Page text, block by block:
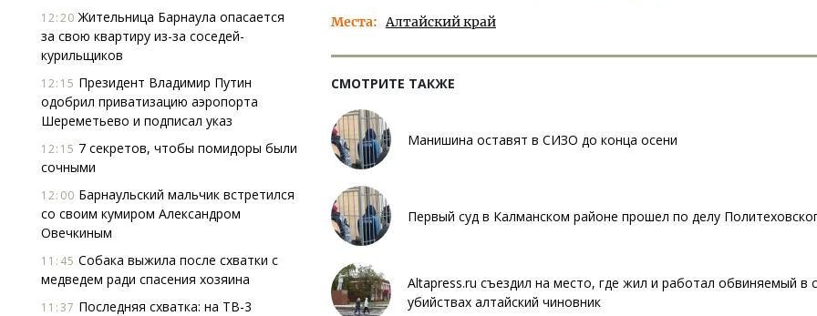
12:20 Жительница Барнаула опасается
за свою квартиру из-за соседей-
курильщиков
12:15 Президент Владимир Путин
одобрил приватизацию аэропорта
Шереметьево и подписал указ
12:15 7 секретов, чтобы помидоры были
сочными
12:00 Барнаульский мальчик встретился
со своим кумиром Александром
Овечкиным
11:45 Собака выжила после схватки с
медведем ради спасения хозяина
11:37 Последняя схватка: на ТВ-3
Места Алтайский край
СМОТРИТЕ ТАКЖЕ
Манишина оставят в СИЗО до конца осени
Первый суд в Калманском районе прошел по делу
Altapress.ru съездил на место, где жил и работал обвиняемый в
убийствах алтайский чиновник